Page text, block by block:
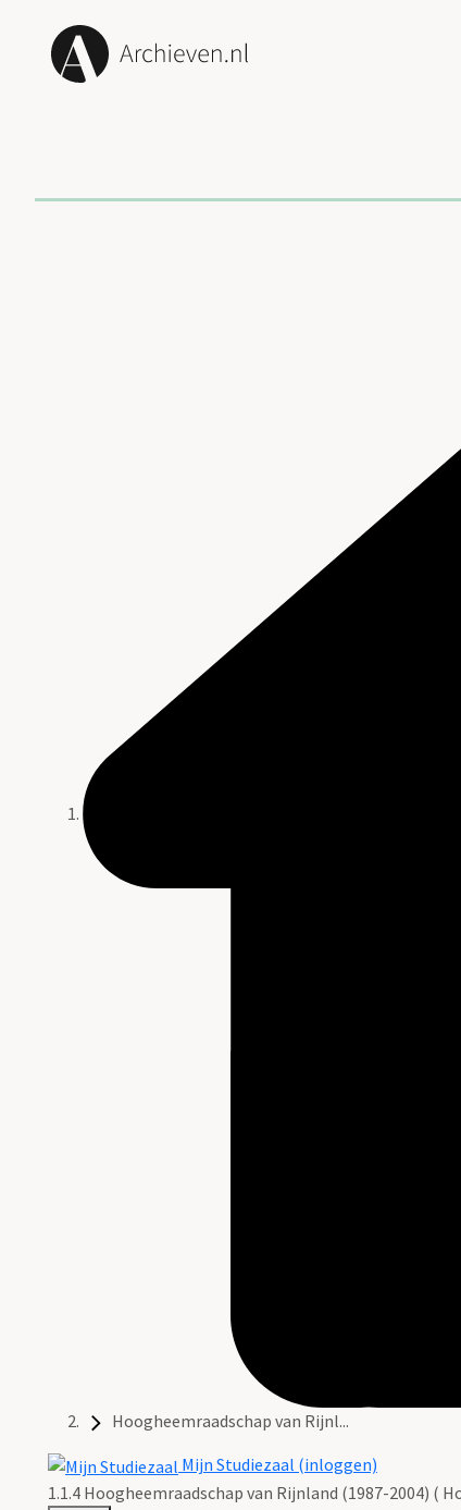
Hoogheemraadschap van Rijnl...
Mijn Studiezaal (inloggen)
1.1.4 Hoogheemraadschap van Rijnland (1987-2004) (